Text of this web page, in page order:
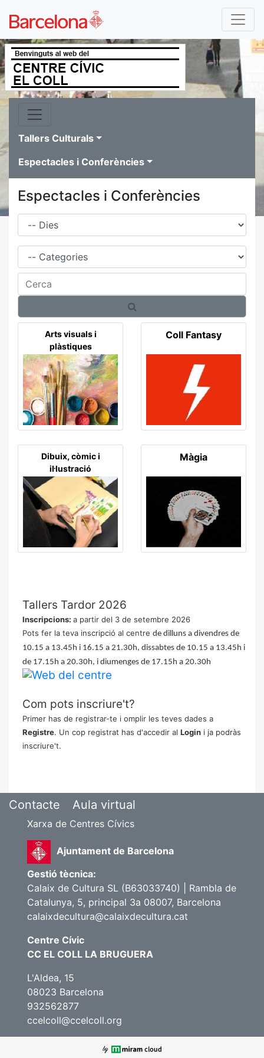
Tallers Culturals
Espectacles i Conferències
Espectacles i Conferències
Dies
Família
Cerca
Arts visuals i
plàstiques
Coll Fantasy
Dibuix, còmic i
il·lustració
Màgia
Tallers Tardor 2026
Inscripcions: a partir del 3 de setembre 2026
Pots fer la teva inscripció al centre de dilluns a divendres de
10.15 a 13.45h i 16.15 a 21.30h, dissabtes de 10.15 a 13.45h i
de 17.15h a 20.30h, i diumenges de 17.15h a 20.30h
Com pots inscriure't?
Primer has de registrar-te i omplir les teves dades a
Registre. Un cop registrat has d'accedir al Login i ja podràs
inscriure't.
Contacte Aula virtual
Xarxa de Centres Cívics
Ajuntament de Barcelona
Gestió tècnica:
Calaix de Cultura SL (B63033740) | Rambla de
Catalunya, 5, principal 3a 08007, Barcelona
calaixdecultura@calaixdecultura.cat
Centre Cívic
CC EL COLL LA BRUGUERA
L'Aldea, 15
08023 Barcelona
932562877
ccelcoll@ccelcoll.org